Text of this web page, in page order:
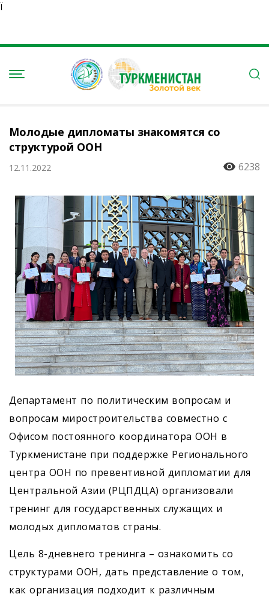
Ï
Молодые дипломаты знакомятся со
структурой ООН
12.11.2022 6238
Департамент по политическим вопросам и
вопросам миростроительства совместно с
Офисом постоянного координатора ООН в
Туркменистане при поддержке Регионального
центра ООН по превентивной дипломатии для
Центральной Азии (РЦПДЦА) организовали
тренинг для государственных служащих и
молодых дипломатов страны.
Цель 8-дневнего тренинга – ознакомить со
структурами ООН, дать представление о том,
как организация подходит к различным